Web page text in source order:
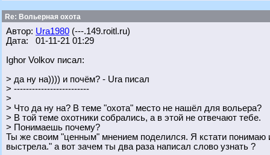
Re: Вольерная охота
Автор: Ura1980 (---.149.roitl.ru)
Дата: 01-11-21 01:29
Ighor Volkov писал:
> да ну на)))) и почём? - Ura писал
> -------------------------
>
> Что да ну на? В теме "охота" место не нашёл для вольера?
> В той теме охотники собрались, а в этой не отвечают тебе.
> Понимаешь почему?
Ты же своим "ценным" мнением поделился. Я кстати понимаю
выстрела." а вот зачем ты два раза написал слово узнать ?